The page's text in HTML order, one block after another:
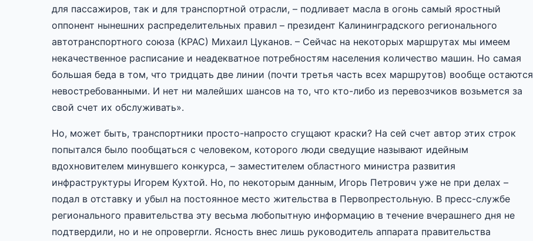
для пассажиров, так и для транспортной отрасли, – подливает масла в огонь самый яростный
оппонент нынешних распределительных правил – президент Калининградского регионального
автотранспортного союза (КРАС) Михаил Цуканов. – Сейчас на некоторых маршрутах мы имеем
некачественное расписание и неадекватное потребностям населения количество машин. Но самая
большая беда в том, что тридцать две линии (почти третья часть всех маршрутов) вообще остаются
невостребованными. И нет ни малейших шансов на то, что кто-либо из перевозчиков возьмется за
свой счет их обслуживать».
Но, может быть, транспортники просто-напросто сгущают краски? На сей счет автор этих строк
попытался было пообщаться с человеком, которого люди сведущие называют идейным
вдохновителем минувшего конкурса, – заместителем областного министра развития
инфраструктуры Игорем Кухтой. Но, по некоторым данным, Игорь Петрович уже не при делах –
подал в отставку и убыл на постоянное место жительства в Первопрестольную. В пресс-службе
регионального правительства эту весьма любопытную информацию в течение вчерашнего дня не
подтвердили, но и не опровергли. Ясность внес лишь руководитель аппарата правительства